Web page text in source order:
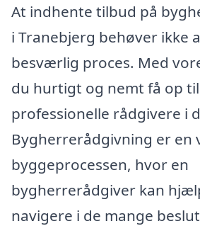
At indhente tilbud på
i Tranebjerg behøver ikke
besværlig proces. Med
du hurtigt og nemt få op
professionelle rådgivere i
Bygherrerådgivning er en
byggeprocessen, hvor en
bygherrerådgiver kan
navigere i de mange